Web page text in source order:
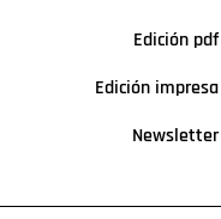
Edición pdf
Edición impresa
Newsletter